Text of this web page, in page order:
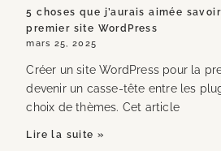
5 choses que j’aurais aimée
premier site WordPress
mars 25, 2025
Créer un site WordPress pour la
devenir un casse-tête entre les
choix de thèmes. Cet article
Lire la suite »